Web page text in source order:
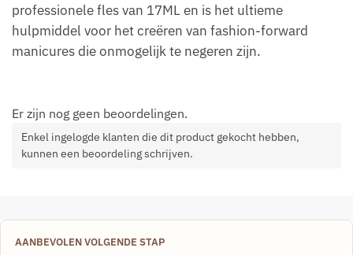
professionele fles van 17ML en is het ultieme
hulpmiddel voor het creëren van fashion-forward
manicures die onmogelijk te negeren zijn.
Er zijn nog geen beoordelingen.
Enkel ingelogde klanten die dit product gekocht hebben,
kunnen een beoordeling schrijven.
AANBEVOLEN VOLGENDE STAP